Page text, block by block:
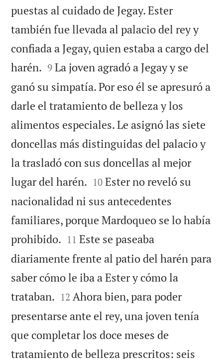
puestas al cuidado de Jegay. Ester
también fue llevada al palacio del rey y
confiada a Jegay, quien estaba a cargo del
harén. 

9 La joven agradó a Jegay y se
ganó su simpatía. Por eso él se apresuró a
darle el tratamiento de belleza y los
alimentos especiales. Le asignó las siete
doncellas más distinguidas del palacio y
la trasladó con sus doncellas al mejor
lugar del harén. 

10 Ester no reveló su
nacionalidad ni sus antecedentes
familiares, porque Mardoqueo se lo había
prohibido. 

11 Este se paseaba
diariamente frente al patio del harén para
saber cómo le iba a Ester y cómo la
trataban. 

12 Ahora bien, para poder
presentarse ante el rey, una joven tenía
que completar los doce meses de
tratamiento de belleza prescritos: seis